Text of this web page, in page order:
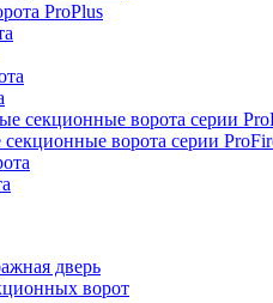
ProPlus
ворота серии
дверь